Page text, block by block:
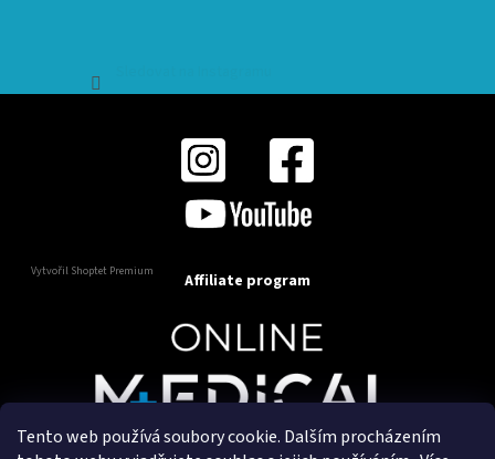
Tento web používá soubory cookie. Dalším procházením
Vytvořil Shoptet Premium Affiliate program